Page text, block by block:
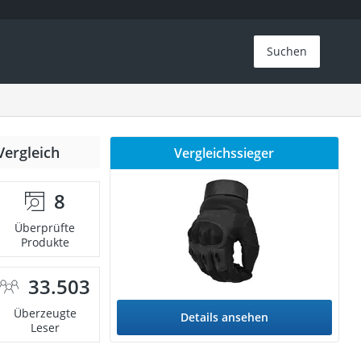
Suchen
8
Überprüfte
Produkte
33.503
Überzeugte
Leser
Vergleichssieger
Details ansehen